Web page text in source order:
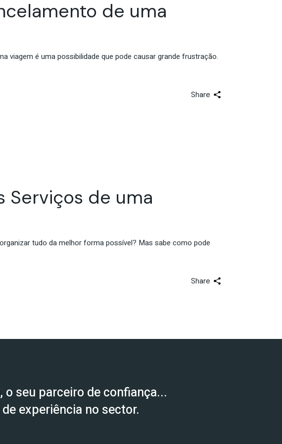
de uma
viagem é uma possibilidade que pode causar grande frustração.
Share
Serviços de uma
tudo da melhor forma possível? Mas sabe como pode
Share
o seu parceiro de confiança...
experiência no sector.